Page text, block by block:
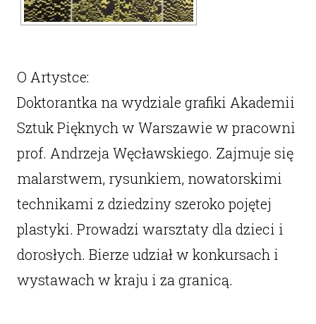
O Artystce:
Doktorantka na wydziale grafiki Akademii
Sztuk Pięknych w Warszawie w pracowni
prof. Andrzeja Węcławskiego. Zajmuje się
malarstwem, rysunkiem, nowatorskimi
technikami z dziedziny szeroko pojętej
plastyki. Prowadzi warsztaty dla dzieci i
dorosłych. Bierze udział w konkursach i
wystawach w kraju i za granicą.